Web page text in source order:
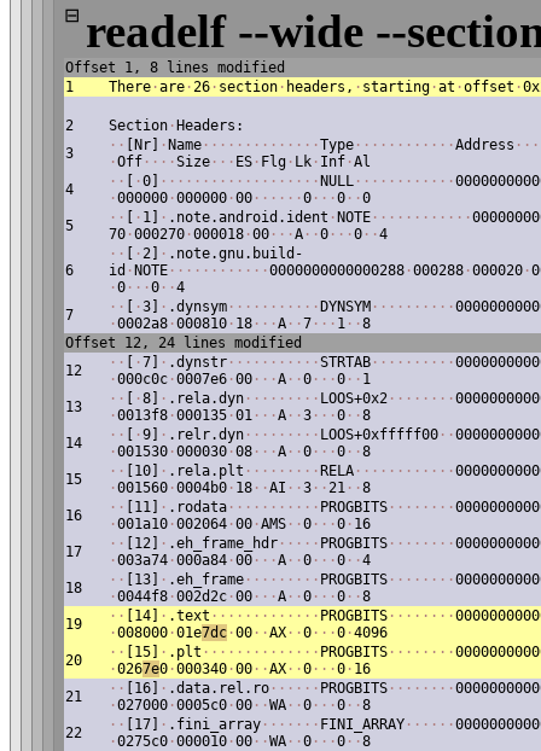
⊟ readelf --wide --
Offset 1, 8 lines modified
1
There ·are ·26 · section · headers, · starting ·at ·offset ·
2 Section · Headers:
3
· · [Nr] · Name · · · · · · · · · · · · · ·Type · · · · · · · · · · · ·Address · · ·
·Off · · · ·Size · · · ES · Flg · Lk · Inf ·Al
4
· · ·0] · · · · · · · · · · · · · · · · · · · NULL · · · · · · · · · · · ·
·000000 ·000000 ·00 · · · · · ·0 · · ·0 · ·0
5
· · · 1] · .note.android.ident · NOTE · · · · · · · · · · · ·
70 ·000270 ·000018 ·00 · · ·A · ·0 · · ·0 · ·4
6
· · ·2] · .note.gnu.build-
id · NOTE · · · · · · · · · · · ·0000000000000288 ·000288 ·000020 ·
·0 · · ·0 · ·4
7
· · ·3] · .dynsym · · · · · · · · · · · DYNSYM · · · · · · · · · ·
·0002a8 ·000810 · 18 · · ·A · ·7 · · · 1 · ·8
Offset 12, 24 lines modified
12
· · ·7] · .dynstr · · · · · · · · · · ·STRTAB · · · · · · · · · ·
·000c0c ·0007e6 ·00 · · ·A · ·0 · · ·0 · · 1
13
· · ·8] · .rela.dyn · · · · · · · · · LOOS+0x2 · · · · · · · ·
·0013f8 ·000135 ·01 · · ·A · ·3 · · ·0 · ·8
14
· · ·9] · .relr.dyn · · · · · · · · · LOOS+0xfffff00 · ·
·001530 ·000030 ·08 · · ·A · ·0 · · ·0 · ·8
15
· · [10] · .rela.plt · · · · · · · · · RELA · · · · · · · · · · · ·
·001560 ·0004b0 · 18 · ·AI · ·3 · ·21 · ·8
16
· · [11] · .rodata · · · · · · · · · · · PROGBITS · · · · · · · ·
·001a10 ·002064 ·00 ·AMS · ·0 · · ·0 · 16
17
· · [12] · .eh_frame_hdr · · · · · PROGBITS · · · · · · · ·
·003a74 ·000a84 ·00 · · ·A · ·0 · · ·0 · ·4
18
· · [13] · .eh_frame · · · · · · · · · PROGBITS · · · · · · · ·
·0044f8 ·002d2c ·00 · · ·A · ·0 · · ·0 · ·8
19
· · [14] · .text · · · · · · · · · · · · · PROGBITS · · · · · · · ·
·008000 ·01e7dc ·00 · ·AX · ·0 · · ·0 ·4096
20
· · [15] · .plt · · · · · · · · · · · · · · PROGBITS · · · · · · · ·
·0267e0 ·000340 ·00 · ·AX · ·0 · · ·0 · 16
21
· · [16] · .data.rel.ro · · · · · · PROGBITS · · · · · · · ·
·027000 ·0005c0 ·00 · ·WA · ·0 · · ·0 · ·8
22
· · [17] · .fini_array · · · · · · · FINI_ARRAY · · · · · ·
·0275c0 ·000010 ·00 · ·WA · ·0 · · ·0 · ·8